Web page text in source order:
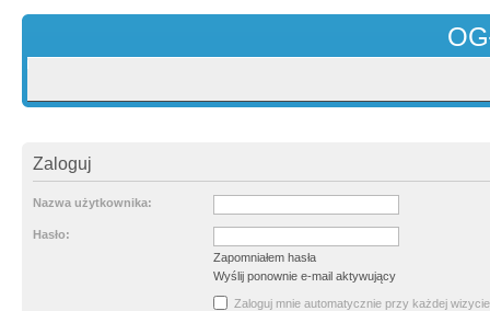
Zaloguj
Nazwa użytkownika:
Hasło:
Zapomniałem hasła
Wyślij ponownie e-mail aktywujący
Zaloguj mnie automatycznie przy każdej wizycie